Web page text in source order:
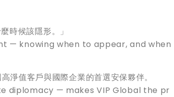
時候該隱形。」
— knowing when to appear, and when
值客戶與國際企業的首選安保夥伴。
— makes VIP Global the pr